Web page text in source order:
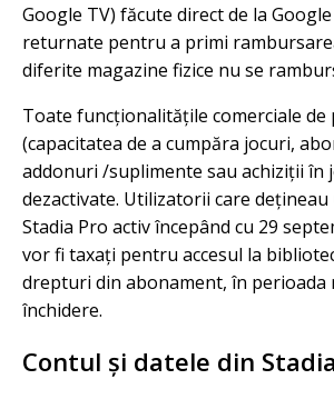
Google TV) făcute direct de la
returnate pentru a primi
diferite magazine fizice nu se
Toate funcționalitățile comerciale de
(capacitatea de a cumpăra jocuri,
addonuri /suplimente sau achiziții în
dezactivate. Utilizatorii care
Stadia Pro activ începând cu 29
vor fi taxați pentru accesul la
drepturi din abonament, în perioada
închidere.
Contul și datele din Stadia